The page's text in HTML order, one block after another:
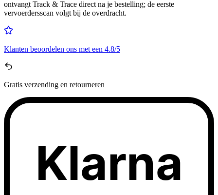
ontvangt Track & Trace direct na je bestelling; de eerste
vervoerdersscan volgt bij de overdracht.
Klanten beoordelen ons met een 4.8/5
Gratis verzending en retourneren
Klarna